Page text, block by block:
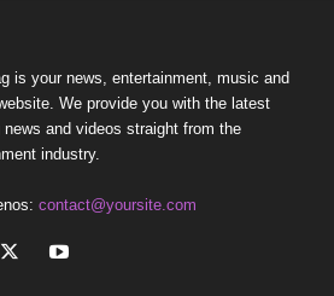
is your news, entertainment, music and
We provide you with the latest
news and videos straight from the
industry.
contact@yoursite.com